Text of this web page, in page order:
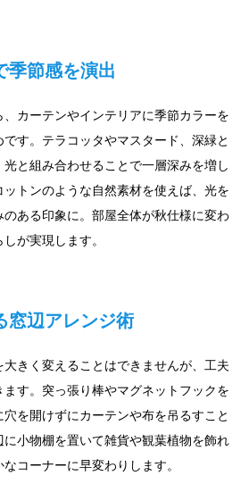
季節感を演出
カーテンやインテリアに季節カラーを
す。テラコッタやマスタード、深緑と
と組み合わせることで一層深みを増し
ットンのような自然素材を使えば、光を
ある印象に。部屋全体が秋仕様に変わ
が実現します。
窓辺アレンジ術
きく変えることはできませんが、工夫
す。突っ張り棒やマグネットフックを
を開けずにカーテンや布を吊るすこと
小物棚を置いて雑貨や観葉植物を飾れ
コーナーに早変わりします。